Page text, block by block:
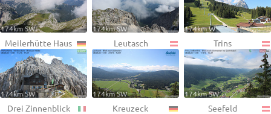
174km SW 174km SW 174km W
Meilerhütte Haus
174km SW
Leutasch
174km SW
Trins
174km SW
Drei Zinnenblick Kreuzeck Seefeld